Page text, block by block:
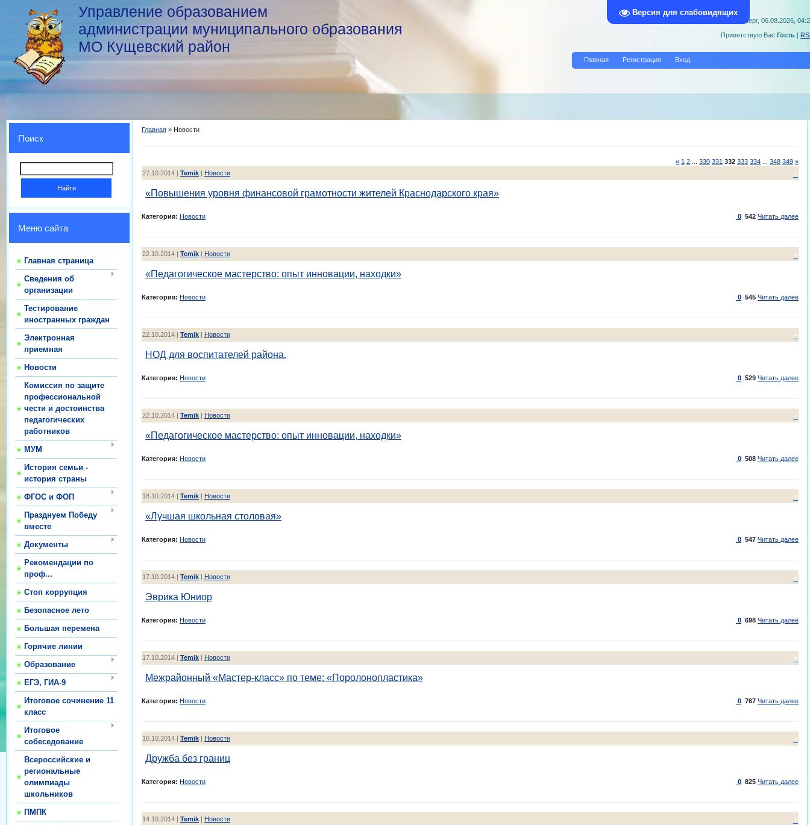
Версия для слабовидящих
Четверг, 06.08.2026,
Приветствую Вас Гость |
Управление образованием
администрации муниципального образования
МО Кущевский район
Главная Регистрация Вход
Поиск
Меню сайта
Главная страница
Сведения об
организации
Тестирование
иностранных граждан
Электронная
приемная
Новости
Комиссия по защите
профессиональной
чести и достоинства
педагогических
работников
МУМ
История семьи -
история страны
ФГОС и ФОП
Празднуем Победу
вместе
Документы
Рекомендации по
проф...
Стоп коррупция
Безопасное лето
Большая перемена
Горячие линии
Образование
ЕГЭ, ГИА-9
Итоговое сочинение 11
класс
Итоговое
собеседование
Всероссийские и
региональные
олимпиады
школьников
ПМПК
Главная » Новости
« 1 2 330 331 332 333 334 348 349 »
27.10.2014 | Temik | Новости +
«Повышения уровня финансовой грамотности жителей Краснодарского края»
Категория: Новости 0 542 Читать далее
22.10.2014 | Temik | Новости +
«Педагогическое мастерство: опыт инновации, находки»
Категория: Новости 0 545 Читать далее
22.10.2014 | Temik | Новости +
НОД для воспитателей района.
Категория: Новости 0 529 Читать далее
22.10.2014 | Temik | Новости +
«Педагогическое мастерство: опыт инновации, находки»
Категория: Новости 0 508 Читать далее
18.10.2014 | Temik | Новости +
«Лучшая школьная столовая»
Категория: Новости 0 547 Читать далее
17.10.2014 | Temik | Новости +
Эврика Юниор
Категория: Новости 0 698 Читать далее
17.10.2014 | Temik | Новости +
Межрайонный «Мастер-класс» по теме: «Поролонопластика»
Категория: Новости 0 767 Читать далее
16.10.2014 | Temik | Новости +
Дружба без границ
Категория: Новости 0 825 Читать далее
14.10.2014 | Temik | Новости +